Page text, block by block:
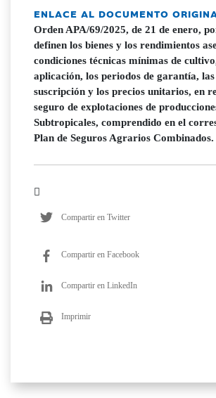
ENLACE AL DOCUMENTO
Orden APA/69/2025, de 21 de enero,
definen los bienes y los rendimientos
condiciones técnicas mínimas de
aplicación, los periodos de garantía, las
suscripción y los precios unitarios, en
seguro de explotaciones de
Subtropicales, comprendido en el
Plan de Seguros Agrarios Combinados.
Compartir en Twitter
Compartir en Facebook
Compartir en LinkedIn
Imprimir